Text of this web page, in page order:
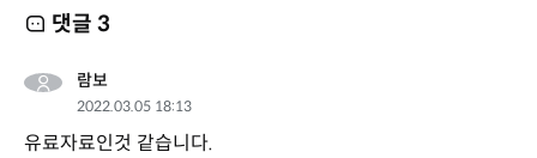
댓글 3
람보
2022.03.05 18:13
유료자료인것 같습니다.